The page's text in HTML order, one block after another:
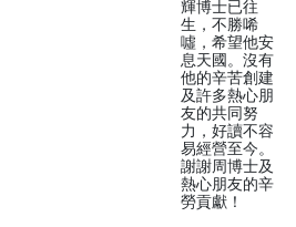
輝博士已往
生，不勝唏
噓，希望他安
息天國。沒有
他的辛苦創建
及許多熱心朋
友的共同努
力，好讀不容
易經營至今。
謝謝周博士及
熱心朋友的辛
勞貢獻！